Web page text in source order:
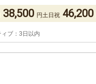
38,500 円土日祝 46,200
ブ：3日以内